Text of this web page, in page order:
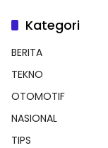
Kategori
BERITA
TEKNO
OTOMOTIF
NASIONAL
TIPS